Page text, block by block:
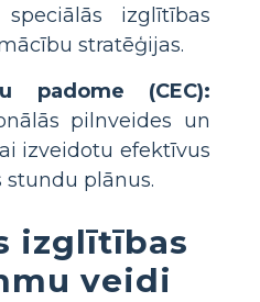
izglītības
stratēģijas.
padome (CEC):
pilnveides un
izveidotu efektīvus
stundu plānus.
izglītības
veidi